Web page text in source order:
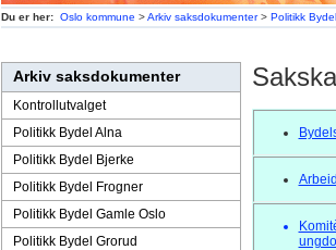
Du er her: Oslo kommune >Arkiv saksdokumenter> Politikk
Arkiv saksdokumenter
Kontrollutvalget
Politikk Bydel Alna
Politikk Bydel Bjerke
Politikk Bydel Frogner
Politikk Bydel Gamle Oslo
Politikk Bydel Grorud